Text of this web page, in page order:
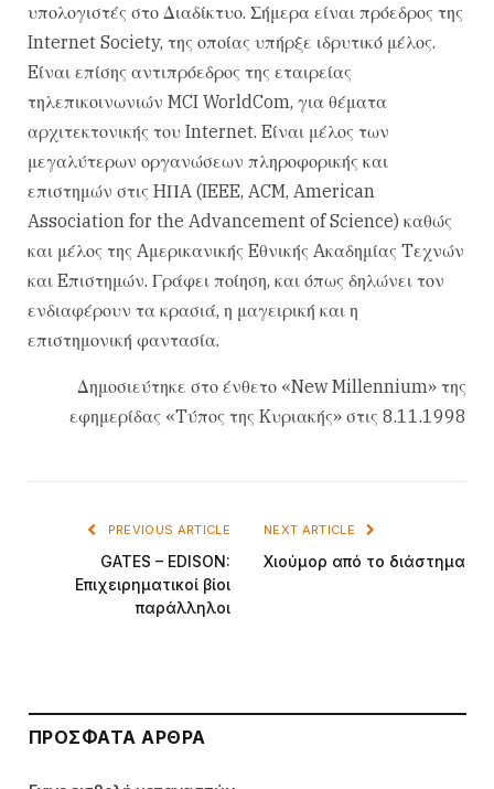
υπολογιστές στο Διαδίκτυο. Σήμερα είναι πρόεδρος της
Internet Society, της οποίας υπήρξε ιδρυτικό μέλος.
Eίναι επίσης αντιπρόεδρος της εταιρείας
τηλεπικοινωνιών MCI WorldCom, για θέματα
αρχιτεκτονικής του Internet. Eίναι μέλος των
μεγαλύτερων οργανώσεων πληροφορικής και
επιστημών στις HΠA (IEEE, ACM, American
Association for the Advancement of Science) καθώς
και μέλος της Aμερικανικής Eθνικής Aκαδημίας Tεχνών
και Eπιστημών. Γράφει ποίηση, και όπως δηλώνει τον
ενδιαφέρουν τα κρασιά, η μαγειρική και η
επιστημονική φαντασία.
Δημοσιεύτηκε στο ένθετο «New Millennium» της
εφημερίδας «Tύπος της Kυριακής» στις 8.11.1998
PREVIOUS ARTICLE
GATES – EDISON:
Eπιχειρηματικοί βίοι
παράλληλοι
NEXT ARTICLE
Xιούμορ από το διάστημα
ΠΡΌΣΦΑΤΑ ΆΡΘΡΑ